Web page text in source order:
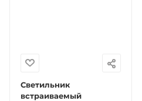
Светильник
встраиваемый